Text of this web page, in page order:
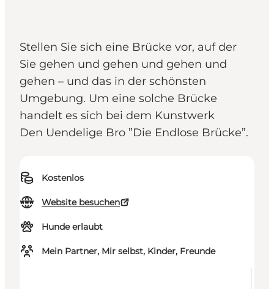
Stellen Sie sich eine Brücke vor, auf der
Sie gehen und gehen und gehen und
gehen – und das in der schönsten
Umgebung. Um eine solche Brücke
handelt es sich bei dem Kunstwerk
Den Uendelige Bro ”Die Endlose Brücke”.
Kostenlos
Website besuchen
Hunde erlaubt
Mein Partner, Mir selbst, Kinder, Freunde